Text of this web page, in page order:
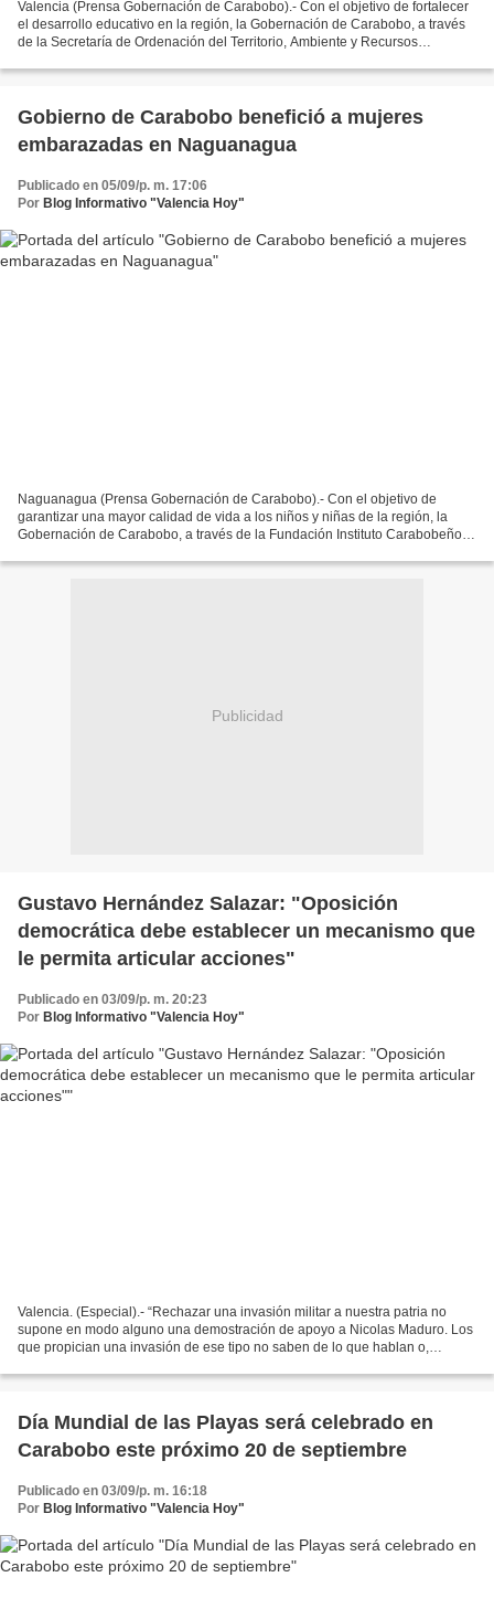
Valencia (Prensa Gobernación de Carabobo).- Con el objetivo de fortalecer
el desarrollo educativo en la región, la Gobernación de Carabobo, a través
de la Secretaría de Ordenación del Territorio, Ambiente y Recursos
Gobierno de Carabobo benefició a mujeres
embarazadas en Naguanagua
Publicado en 05/09/p. m. 17:06
Por Blog Informativo "Valencia Hoy"
Naguanagua (Prensa Gobernación de Carabobo).- Con el objetivo de
garantizar una mayor calidad de vida a los niños y niñas de la región, la
Gobernación de Carabobo, a través de la Fundación Instituto Carabobeño
Publicidad
Gustavo Hernández Salazar: "Oposición
democrática debe establecer un mecanismo que
le permita articular acciones"
Publicado en 03/09/p. m. 20:23
Por Blog Informativo "Valencia Hoy"
Valencia. (Especial).- “Rechazar una invasión militar a nuestra patria no
supone en modo alguno una demostración de apoyo a Nicolas Maduro. Los
que propician una invasión de ese tipo no saben de lo que hablan o,
Día Mundial de las Playas será celebrado en
Carabobo este próximo 20 de septiembre
Publicado en 03/09/p. m. 16:18
Por Blog Informativo "Valencia Hoy"